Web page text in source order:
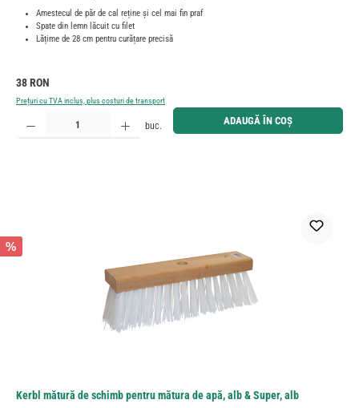
Amestecul de păr de cal reține și cel mai fin praf
Spate din lemn lăcuit cu filet
Lățime de 28 cm pentru curățare precisă
Preț obișnuit:
38 RON
Prețuri cu TVA inclus, plus costuri de transport
Cantitate produs: Introduceți cantitatea dorită sau utilizați butoanele pentru a mări sau micșora
buc. ADAUGĂ ÎN COȘ
%
Kerbl mătură de schimb pentru mătura de apă, alb & Super, alb